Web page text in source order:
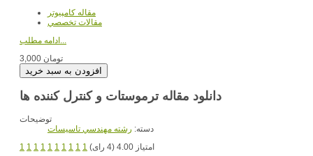
مقاله کامپیوتر
مقالات تخصصي
3,000 تومان
توضیحات
دسته: رشته مهندسي تاسيسات
1 1 1 1 1 1 1 1 1 1
امتیاز 4.00 (4 رای)